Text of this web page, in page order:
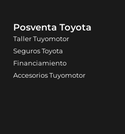
Posventa Toyota
Taller Tuyomotor
Seguros Toyota
Financiamiento
Accesorios Tuyomotor